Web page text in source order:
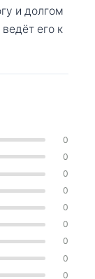
и долгом
его к
0
0
0
0
0
0
0
0
0